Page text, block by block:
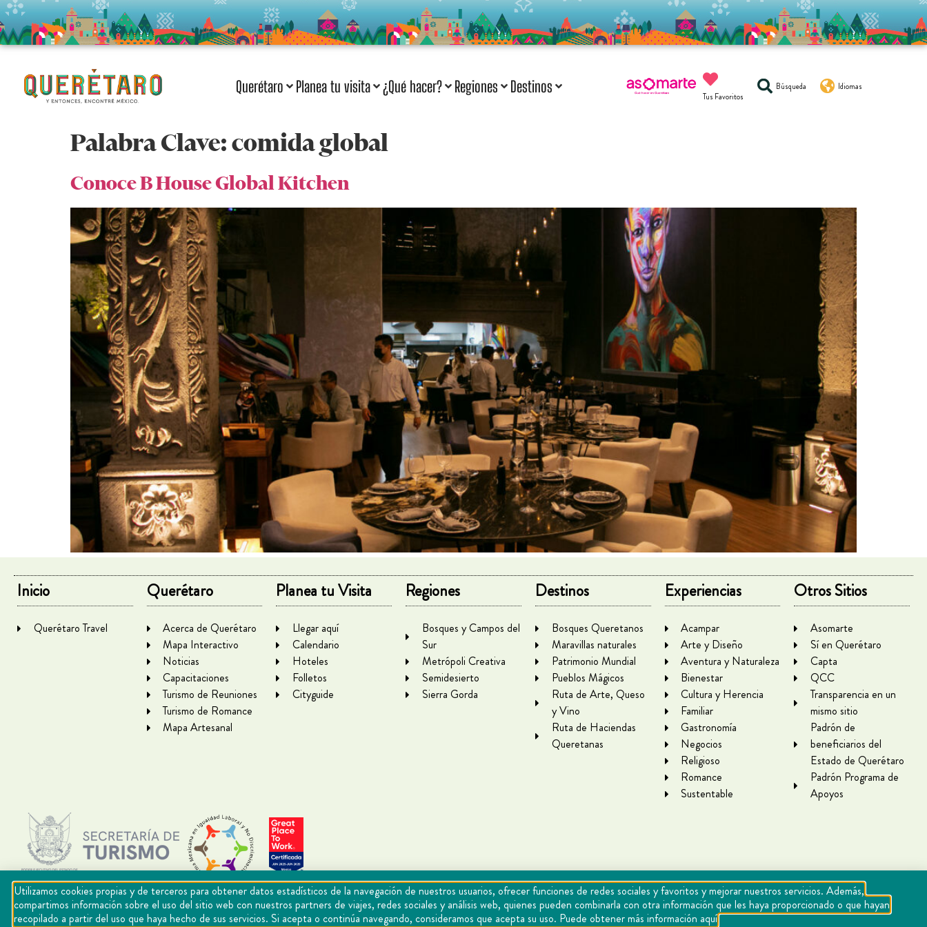
Querétaro Planea tu visita ¿Qué hacer? Regiones Destinos
Tus Favoritos
Búsqueda Idiomas
Palabra Clave:comida global
Conoce B House Global Kitchen
Inicio
Querétaro Travel
Querétaro
Acerca de Querétaro
Mapa Interactivo
Noticias
Capacitaciones
Turismo de Reuniones
Turismo de Romance
Mapa Artesanal
Planea tu Visita
Llegar aquí
Calendario
Hoteles
Folletos
Cityguide
Regiones
Bosques y Campos del
Sur
Metrópoli Creativa
Semidesierto
Sierra Gorda
Destinos
Bosques Queretanos
Maravillas naturales
Patrimonio Mundial
Pueblos Mágicos
Ruta de Arte, Queso
y Vino
Ruta de Haciendas
Queretanas
Experiencias
Acampar
Arte y Diseño
Aventura y Naturaleza
Bienestar
Cultura y Herencia
Familiar
Gastronomía
Negocios
Religioso
Romance
Sustentable
Otros Sitios
Asomarte
Sí en Querétaro
Capta
QCC
Transparencia en un
mismo sitio
Padrón de
beneficiarios del
Estado de Querétaro
Padrón Programa de
Apoyos
Utilizamos cookies propias y de terceros para obtener datos estadísticos de la navegación de nuestros usuarios, ofrecer funciones de redes sociales y favoritos y mejorar nuestros servicios. Además,
compartimos información sobre el uso del sitio web con nuestros partners de viajes, redes sociales y análisis web, quienes pueden combinarla con otra información que les haya proporcionado o que hayan
recopilado a partir del uso que haya hecho de sus servicios. Si acepta o continúa navegando, consideramos que acepta su uso. Puede obtener más información aquí